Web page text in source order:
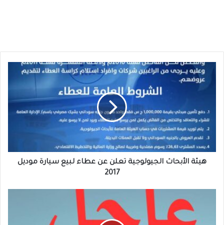
هيئة
الأبحاث
عن
عطاء
لبيع
سيارة
موديل
2017هيئة الأبحاث الجيولوجية تعلن عن عطاء لبيع سيارة موديل
2017